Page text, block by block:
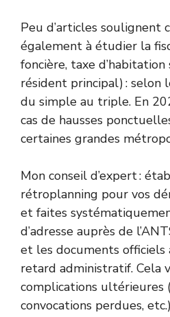
Peu d’articles soulignent
également à étudier la
foncière, taxe d’habitation
résident principal) : selon
du simple au triple. En
cas de hausses
certaines grandes
Mon conseil d’expert :
rétroplanning pour vos
et faites
d’adresse auprès de
et les documents officiels
retard administratif. Cela
complications ultérieures
convocations perdues,